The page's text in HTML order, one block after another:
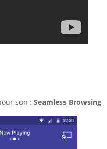
son : Seamless Browsing